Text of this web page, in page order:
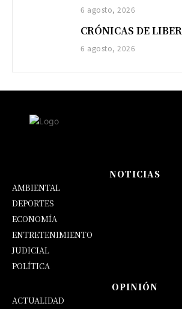
6 agosto, 2026
CRÓNICAS DE
6 agosto, 2026
NOTICIAS
AMBIENTAL
DEPORTES
ECONOMÍA
ENTRETENIMIENTO
JUDICIAL
POLÍTICA
OPINIÓN
ACTUALIDAD